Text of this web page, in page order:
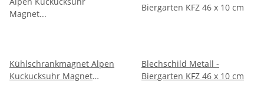
Kühlschrankmagnet Alpen
Kuckucksuhr Magnet
Blechschild Metall -
Biergarten KFZ 46 x 10 cm